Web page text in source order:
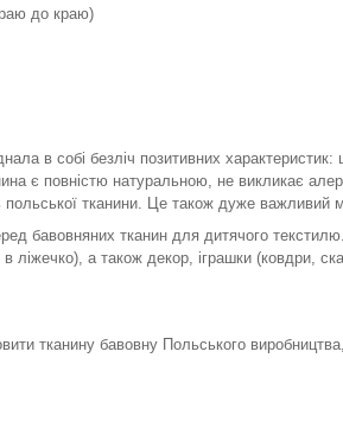
до краю)
в собі безліч позитивних характеристик:
є повністю натуральною, не викликає
тканини. Це також дуже важливий
бавовняних тканин для дитячого
а також декор, іграшки (ковдри,
тканину бавовну Польського